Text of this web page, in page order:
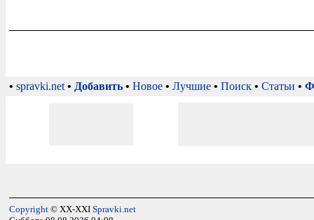
• spravki.net • Добавить • Новое • Лучшие • Поиск • Статьи •
Copyright © XX-XXI Spravki.net